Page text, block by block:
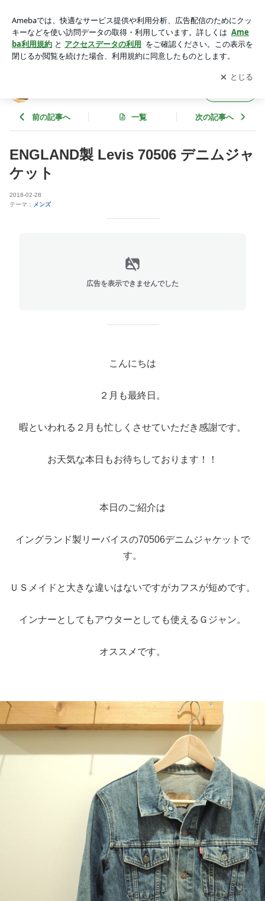
アプリをダウンロードして ブログの更新通知
を受け取りまし
ょう。
開く
前の記事へ 一覧 次の記事へ
ENGLAND製 Levis 70506 デニムジャ
ケット
2018-02-28
テーマ： メンズ
広告を表示できませんでした
こんにちは
２月も最終日。
暇といわれる２月も忙しくさせていただき感謝です。
お天気な本日もお待ちしております！！
本日のご紹介は
イングランド製リーバイスの70506デニムジャケットで
す。
ＵＳメイドと大きな違いはないですがカフスが短めです。
インナーとしてもアウターとしても使えるＧジャン。
オススメです。